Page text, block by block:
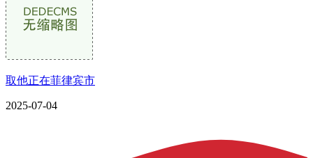
取他正在菲律宾市
2025-07-04